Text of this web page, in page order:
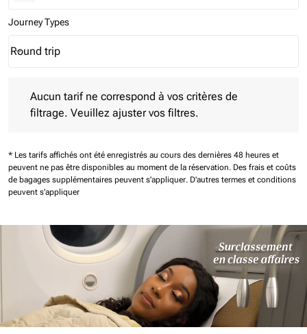
Journey Types
Journey Types option Round trip Selected
Round trip
keyboard_arrow_down
Aucun tarif ne correspond à vos critères de
filtrage. Veuillez ajuster vos filtres.
* Les tarifs affichés ont été enregistrés au cours des dernières 48 heures et
peuvent ne pas être disponibles au moment de la réservation. Des frais et coûts
de bagages supplémentaires peuvent s'appliquer. D'autres termes et conditions
peuvent s'appliquer